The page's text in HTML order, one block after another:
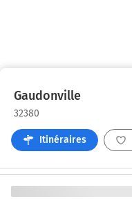
Gaudonville
32380
Itinéraires